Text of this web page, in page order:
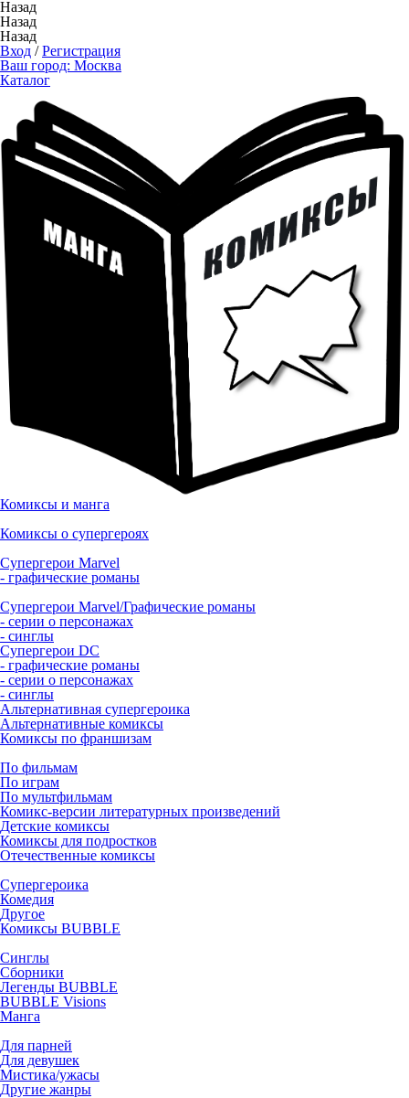
Назад
Назад
Назад
Вход /Регистрация
Ваш город: Москва
Каталог
Комиксы и манга
Комиксы о супергероях
Супергерои Marvel
- графические романы
Супергерои Marvel/Графические романы
- серии о персонажах
- синглы
Супергерои DC
- графические романы
- серии о персонажах
- синглы
Альтернативная супергероика
Альтернативные комиксы
Комиксы по франшизам
По фильмам
По играм
По мультфильмам
Комикс-версии литературных произведений
Детские комиксы
Комиксы для подростков
Отечественные комиксы
Супергероика
Комедия
Другое
Комиксы BUBBLE
Синглы
Сборники
Легенды BUBBLE
BUBBLE Visions
Манга
Для парней
Для девушек
Мистика/ужасы
Другие жанры